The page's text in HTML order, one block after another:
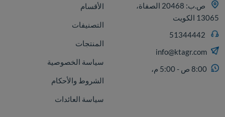
ص.ب: 20468 الصفاة،
13065 الكويت
info@ktagr.com
8:00 ص - 5:00 م،
الأقسام
التصنيفات
المنتجات
سياسة الخصوصية
الشروط والأحكام
سياسة العائدات